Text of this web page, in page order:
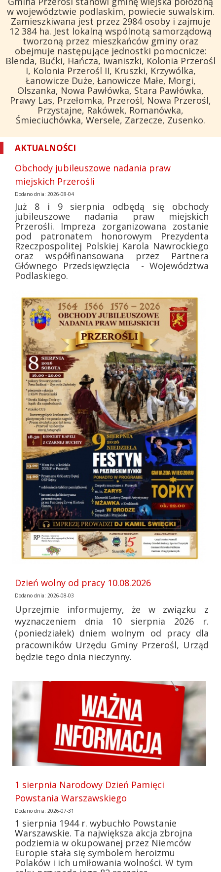
w województwie podlaskim, powiecie suwalskim.
Zamieszkiwana jest przez 2984 osoby i zajmuje
12 384 ha. Jest lokalną wspólnotą samorządową
tworzoną przez mieszkańców gminy oraz
obejmuje następujące jednostki pomocnicze:
Blenda, Bućki, Hańcza, Iwaniszki, Kolonia Przerośl
I, Kolonia Przerośl II, Kruszki, Krzywólka,
Łanowicze Duże, Łanowicze Małe, Morgi,
Olszanka, Nowa Pawłówka, Stara Pawłówka,
Prawy Las, Przełomka, Przerośl, Nowa Przerośl,
Przystajne, Rakówek, Romanówka,
Śmieciuchówka, Wersele, Zarzecze, Zusenko.
AKTUALNOŚCI
Obchody jubileuszowe nadania praw
miejskich Przerośli
Dodano dnia: 2026-08-04
Już 8 i 9 sierpnia odbędą się obchody
jubileuszowe nadania praw miejskich
Przerośli. Impreza zorganizowana zostanie
pod patronatem honorowym Prezydenta
Rzeczpospolitej Polskiej Karola Nawrockiego
oraz współfinansowana przez Partnera
Głównego Przedsięwzięcia - Województwa
Podlaskiego.
Dzień wolny od pracy 10.08.2026
Dodano dnia: 2026-08-03
Uprzejmie informujemy, że w związku z
wyznaczeniem dnia 10 sierpnia 2026 r.
(poniedziałek) dniem wolnym od pracy dla
pracowników Urzędu Gminy Przerośl, Urząd
będzie tego dnia nieczynny.
1 sierpnia Narodowy Dzień Pamięci
Powstania Warszawskiego
Dodano dnia: 2026-07-31
1 sierpnia 1944 r. wybuchło Powstanie
Warszawskie. Ta największa akcja zbrojna
podziemia w okupowanej przez Niemców
Europie stała się symbolem heroizmu
Polaków i ich umiłowania wolności. W tym